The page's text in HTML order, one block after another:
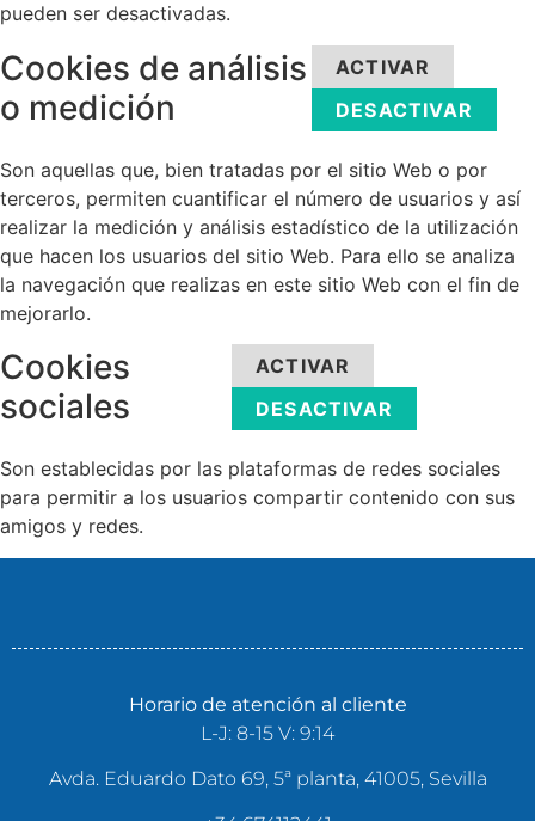
pueden ser desactivadas.
Cookies de análisis
o medición
ACTIVAR
DESACTIVAR
Son aquellas que, bien tratadas por el sitio Web o por
terceros, permiten cuantificar el número de usuarios y así
realizar la medición y análisis estadístico de la utilización
que hacen los usuarios del sitio Web. Para ello se analiza
la navegación que realizas en este sitio Web con el fin de
mejorarlo.
Cookies
sociales
ACTIVAR
DESACTIVAR
Son establecidas por las plataformas de redes sociales
para permitir a los usuarios compartir contenido con sus
amigos y redes.
Horario de atención al cliente
L-J: 8-15 V: 9:14
Avda. Eduardo Dato 69, 5ª planta, 41005, Sevilla